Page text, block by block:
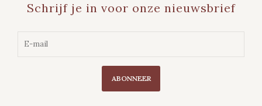
Schrijf je in voor onze nieuwsbrief
ABONNEER